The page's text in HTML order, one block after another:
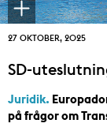
27 OKTOBER, 2025
SD-
Juridik.
på frågor om